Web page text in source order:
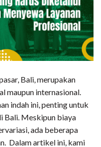
Bali, merupakan
maupun internasional.
indah ini, penting untuk
Bali. Meskipun biaya
ada beberapa
Dalam artikel ini, kami